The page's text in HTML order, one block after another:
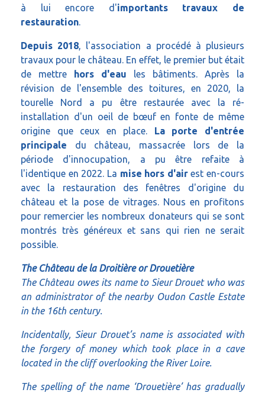
à lui encore d'importants travaux de
restauration.
Depuis 2018, l'association a procédé à plusieurs
travaux pour le château. En effet, le premier but était
de mettre hors d'eau les bâtiments. Après la
révision de l'ensemble des toitures, en 2020, la
tourelle Nord a pu être restaurée avec la ré-
installation d'un oeil de bœuf en fonte de même
origine que ceux en place. La porte d'entrée
principale du château, massacrée lors de la
période d'innocupation, a pu être refaite à
l'identique en 2022. La mise hors d'airest en-cours
avec la restauration des fenêtres d'origine du
château et la pose de vitrages. Nous en profitons
pour remercier les nombreux donateurs qui se sont
montrés très généreux et sans qui rien ne serait
possible.
The Château de la Droitière or Drouetière
The Château owes its name to Sieur Drouet who was
an administrator of the nearby Oudon Castle Estate
in the 16th century.
Incidentally, Sieur Drouet’s name is associated with
the forgery of money which took place in a cave
located in the cliff overlooking the River Loire.
The spelling of the name ‘Drouetière’ has gradually